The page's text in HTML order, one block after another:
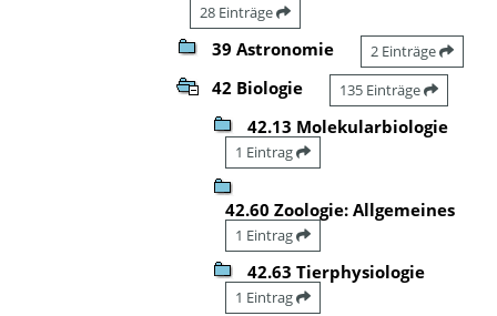
28 Einträge
39 Astronomie 2 Einträge
42 Biologie 135 Einträge
42.13 Molekularbiologie
1 Eintrag
42.60 Zoologie: Allgemeines
1 Eintrag
42.63 Tierphysiologie
1 Eintrag